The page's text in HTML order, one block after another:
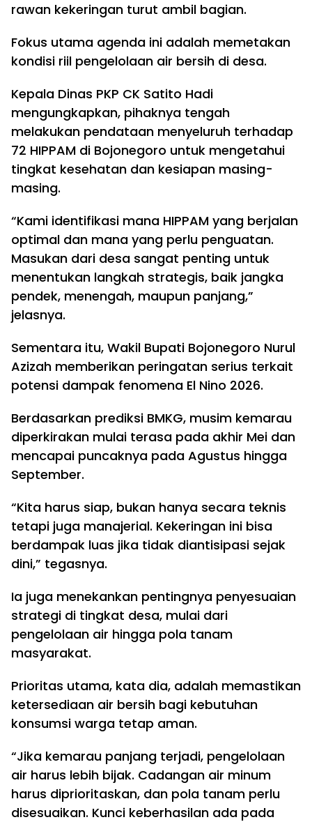
rawan kekeringan turut ambil bagian.
Fokus utama agenda ini adalah memetakan
kondisi riil pengelolaan air bersih di desa.
Kepala Dinas PKP CK Satito Hadi
mengungkapkan, pihaknya tengah
melakukan pendataan menyeluruh terhadap
72 HIPPAM di Bojonegoro untuk mengetahui
tingkat kesehatan dan kesiapan masing-
masing.
“Kami identifikasi mana HIPPAM yang berjalan
optimal dan mana yang perlu penguatan.
Masukan dari desa sangat penting untuk
menentukan langkah strategis, baik jangka
pendek, menengah, maupun panjang,”
jelasnya.
Sementara itu, Wakil Bupati Bojonegoro Nurul
Azizah memberikan peringatan serius terkait
potensi dampak fenomena El Nino 2026.
Berdasarkan prediksi BMKG, musim kemarau
diperkirakan mulai terasa pada akhir Mei dan
mencapai puncaknya pada Agustus hingga
September.
“Kita harus siap, bukan hanya secara teknis
tetapi juga manajerial. Kekeringan ini bisa
berdampak luas jika tidak diantisipasi sejak
dini,” tegasnya.
Ia juga menekankan pentingnya penyesuaian
strategi di tingkat desa, mulai dari
pengelolaan air hingga pola tanam
masyarakat.
Prioritas utama, kata dia, adalah memastikan
ketersediaan air bersih bagi kebutuhan
konsumsi warga tetap aman.
“Jika kemarau panjang terjadi, pengelolaan
air harus lebih bijak. Cadangan air minum
harus diprioritaskan, dan pola tanam perlu
disesuaikan. Kunci keberhasilan ada pada